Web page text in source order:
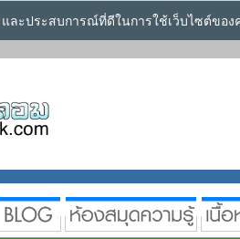
ละประสบการณ์ที่ดีในการใช้เว็บไซต์ขอ